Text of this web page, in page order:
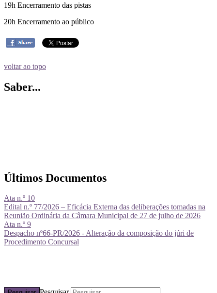
19h Encerramento das pistas
20h Encerramento ao público
voltar ao topo
Saber...
Últimos Documentos
Ata n.º 10
Edital n.º 77/2026 – Eficácia Externa das deliberações tomadas na
Reunião Ordinária da Câmara Municipal de 27 de julho de 2026
Ata n.º 9
Despacho nº66-PR/2026 - Alteração da composição do júri de
Procedimento Concursal